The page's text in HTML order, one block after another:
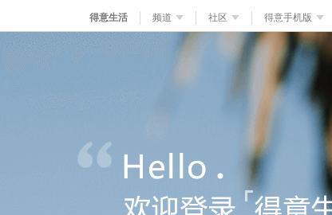
得意生活 频道 社区 得意手机版